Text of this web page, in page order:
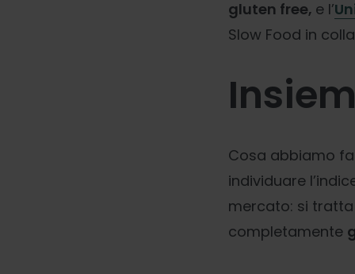
gluten free, e l’
Slow Food in
Cosa abbiamo
individuare
mercato: si
completamente